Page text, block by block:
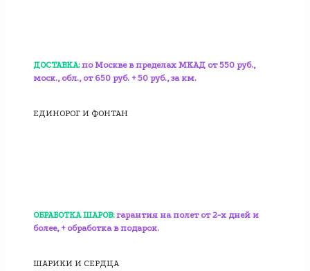
ДОСТАВКА: по Москве в пределах МКАД от 550 руб.,
моск., обл., от 650 руб. + 50 руб., за км.
ЕДИНОРОГ И ФОНТАН
ОБРАБОТКА ШАРОВ: гарантия на полет от 2-х дней и
более, + обработка в подарок.
ШАРИКИ И СЕРДЦА